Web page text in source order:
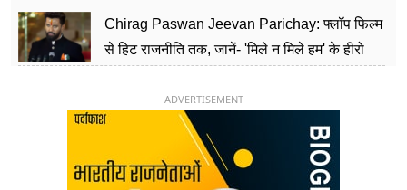
Chirag Paswan Jeevan Parichay: फ्लॉप फिल्म
से हिट राजनीति तक, जानें- 'मिले न मिले हम' के हीरो
ADVERTISEMENT